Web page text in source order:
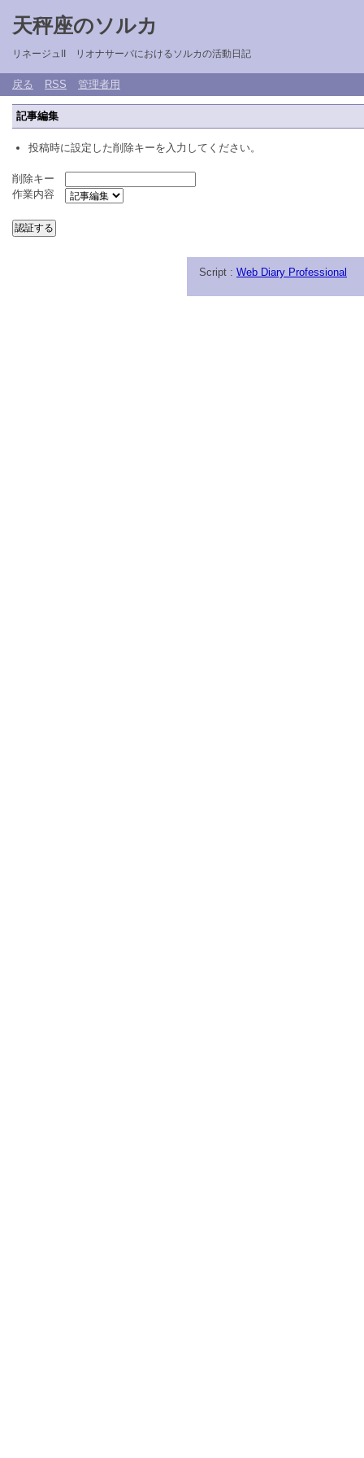
天秤座のソルカ
リネージュII リオナサーバにおけるソルカの活動日記
戻る RSS 管理者用
記事編集
投稿時に設定した削除キーを入力してください。
削除キー
作業内容
Script : Web Diary Professional